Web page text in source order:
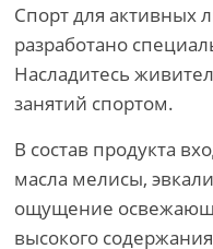
Спорт для активных
разработано
Насладитесь
занятий спортом.
В состав продукта
масла мелисы,
ощущение
высокого